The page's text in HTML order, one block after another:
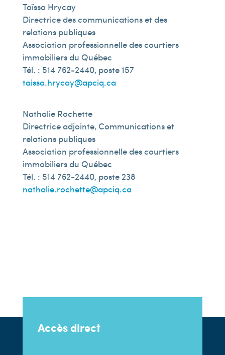
Taïssa Hrycay
Directrice des communications et des
relations publiques
Association professionnelle des courtiers
immobiliers du Québec
Tél. : 514 762-2440, poste 157
taissa.hrycay@apciq.ca
Nathalie Rochette
Directrice adjointe, Communications et
relations publiques
Association professionnelle des courtiers
immobiliers du Québec
Tél. : 514 762-2440, poste 238
nathalie.rochette@apciq.ca
Accès direct